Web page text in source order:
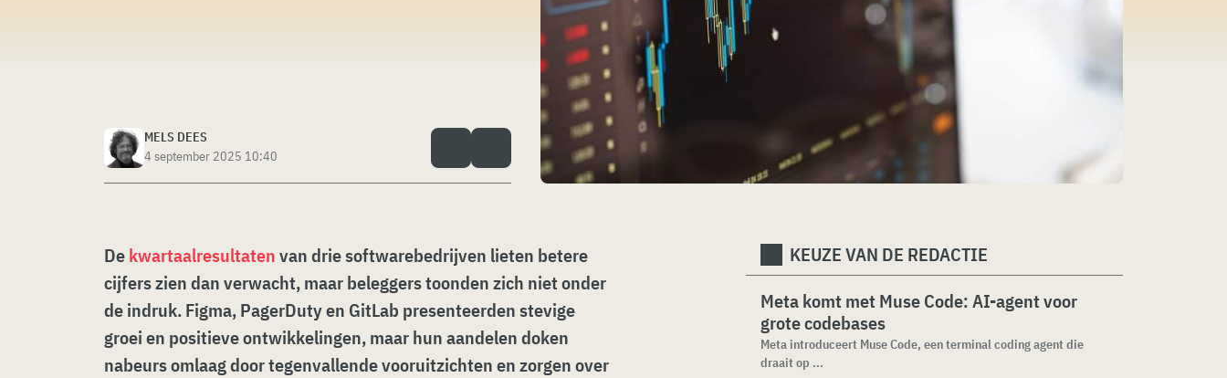
MELS DEES
4 september 2025 10:40
Dekwartaalresultatenvan drie softwarebedrijven lieten betere
cijfers zien dan verwacht, maar beleggers toonden zich niet onder
de indruk. Figma, PagerDuty en GitLab presenteerden stevige
groei en positieve ontwikkelingen, maar hun aandelen doken
nabeurs omlaag door tegenvallende vooruitzichten en zorgen over
KEUZE VAN DE REDACTIE
Meta komt met Muse Code: AI-agent voor
grote codebases
Meta introduceert Muse Code, een terminal coding agent die
draait op ...